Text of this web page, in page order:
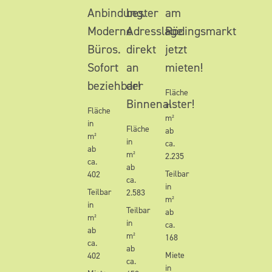
Anbindung.
Moderne
Büros.
Sofort
beziehbar!
Fläche
in
m²
ab
ca.
402
Teilbar
in
m²
ab
ca.
402
bester
Adresslage
direkt
an
der
Binnenalster!
Fläche
in
m²
ab
ca.
2.583
Teilbar
in
m²
ab
ca.
am
Rödingsmarkt
jetzt
mieten!
Fläche
in
m²
ab
ca.
2.235
Teilbar
in
m²
ab
ca.
168
Miete
in